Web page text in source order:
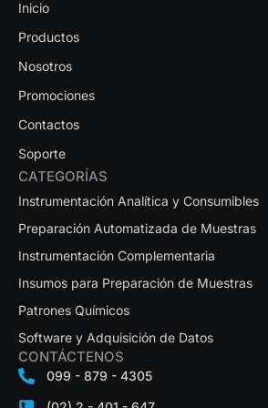
Inicio
Productos
Nosotros
Promociones
Contactos
Soporte
CATEGORÍAS
Instrumentación Analítica y Consumibles
Preparación Automatizada de Muestras
Instrumentación Complementaria
Insumos para Preparación de Muestras
Patrones Químicos
Software y Adquisición de Datos
CONTÁCTENOS
099 - 879 - 4305